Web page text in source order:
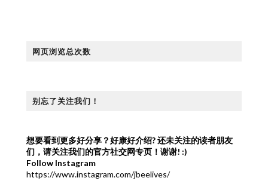
网页浏览总次数
别忘了关注我们！
想要看到更多好分享？好康好介绍?还未关注的读者朋友
们，请关注我们的官方社交网专页！谢谢! :)
Follow Instagram
https://www.instagram.com/jbeelives/